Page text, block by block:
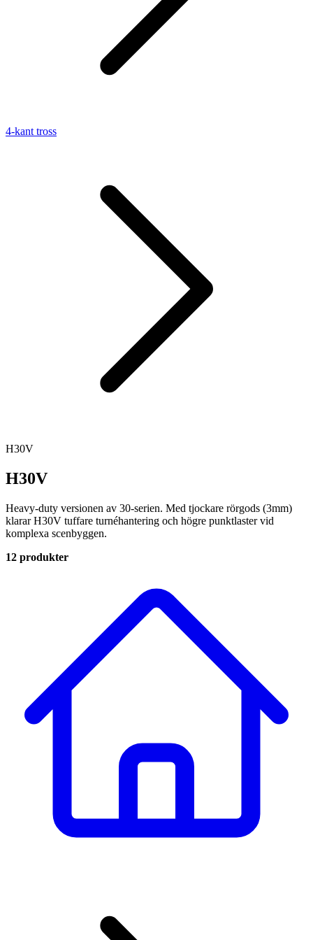
4-kant tross
H30V
H30V
Heavy-duty versionen av 30-serien. Med tjockare rörgods (3mm)
klarar H30V tuffare turnéhantering och högre punktlaster vid
komplexa scenbyggen.
12 produkter